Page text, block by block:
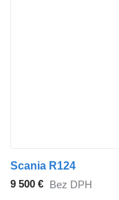
Scania R124
9 500 € Bez DPH